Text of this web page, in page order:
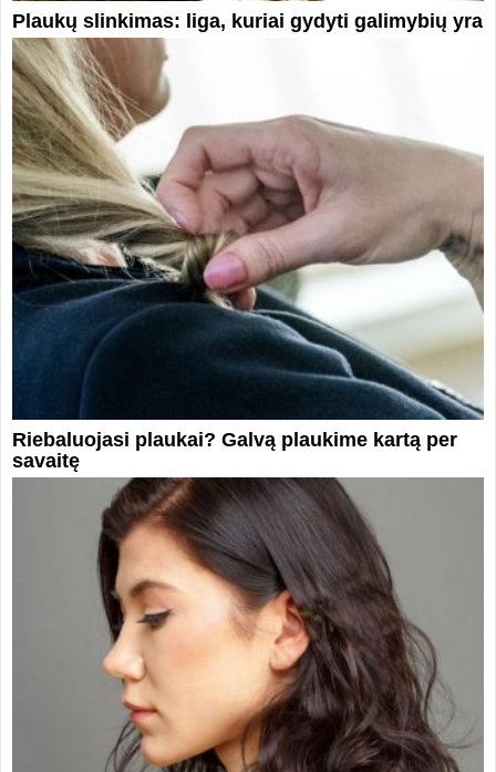
Plaukų slinkimas: liga, kuriai gydyti galimybių yra
Riebaluojasi plaukai? Galvą plaukime kartą per
savaitę